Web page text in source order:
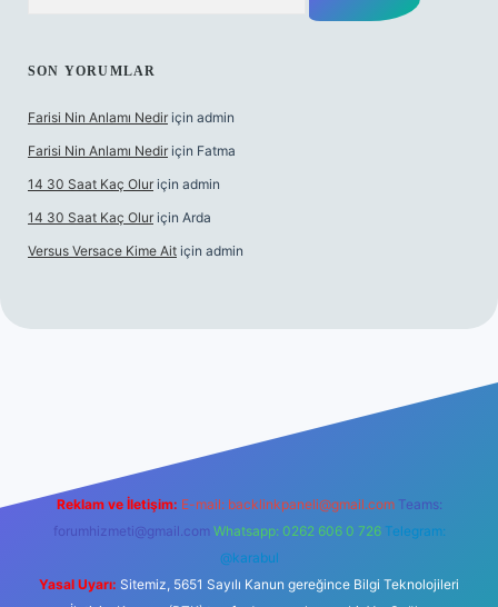
SON YORUMLAR
Farisi Nin Anlamı Nedir için admin
Farisi Nin Anlamı Nedir için Fatma
14 30 Saat Kaç Olur için admin
14 30 Saat Kaç Olur için Arda
Versus Versace Kime Ait için admin
Reklam ve İletişim: E-mail: backlinkpaneli@gmail.com Teams:
forumhizmeti@gmail.com Whatsapp: 0262 606 0 726 Telegram:
@karabul
Yasal Uyarı: Sitemiz, 5651 Sayılı Kanun gereğince Bilgi Teknolojileri